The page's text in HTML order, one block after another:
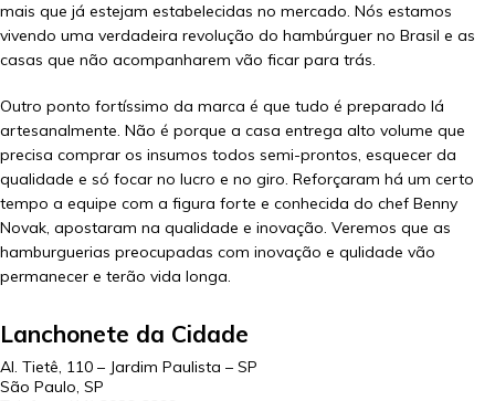
mais que já estejam estabelecidas no mercado. Nós estamos
vivendo uma verdadeira revolução do hambúrguer no Brasil e as
casas que não acompanharem vão ficar para trás.
Outro ponto fortíssimo da marca é que tudo é preparado lá
artesanalmente. Não é porque a casa entrega alto volume que
precisa comprar os insumos todos semi-prontos, esquecer da
qualidade e só focar no lucro e no giro. Reforçaram há um certo
tempo a equipe com a figura forte e conhecida do chef Benny
Novak, apostaram na qualidade e inovação. Veremos que as
hamburguerias preocupadas com inovação e qulidade vão
permanecer e terão vida longa.
Lanchonete da Cidade
Al. Tietê, 110 – Jardim Paulista – SP
São Paulo, SP